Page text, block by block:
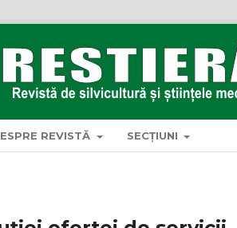
REVISTĂ SECȚIUNI